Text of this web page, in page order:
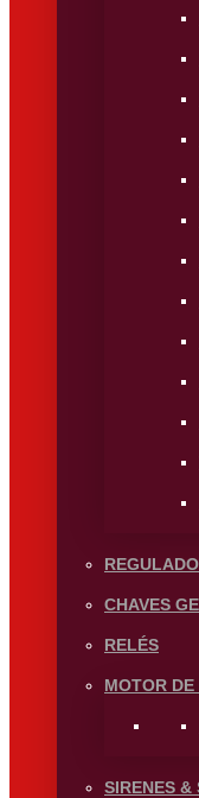
CHAVES
RELÉS
MOTOR
SIRENES &